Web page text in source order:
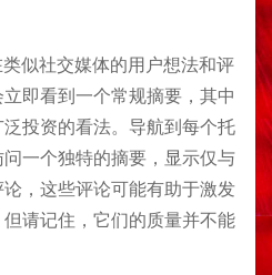
似社交媒体的用户想法和评
即看到一个常规摘要，其中
投资的看法。导航到每个托
一个独特的摘要，显示仅与
，这些评论可能有助于激发
请记住，它们的质量并不能